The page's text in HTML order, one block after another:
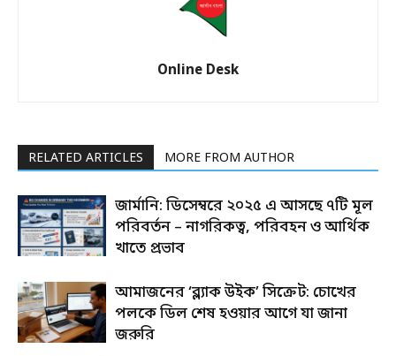
Online Desk
RELATED ARTICLES MORE FROM AUTHOR
জার্মানি: ডিসেম্বরে ২০২৫ এ আসছে ৭টি মূল
পরিবর্তন – নাগরিকত্ব, পরিবহন ও আর্থিক
খাতে প্রভাব
আমাজনের ‘ব্ল্যাক উইক’ সিক্রেট: চোখের
পলকে ডিল শেষ হওয়ার আগে যা জানা
জরুরি